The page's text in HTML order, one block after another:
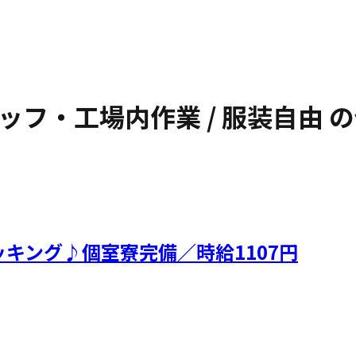
フ・工場内作業 / 服装自由
ング♪個室寮完備／時給1107円